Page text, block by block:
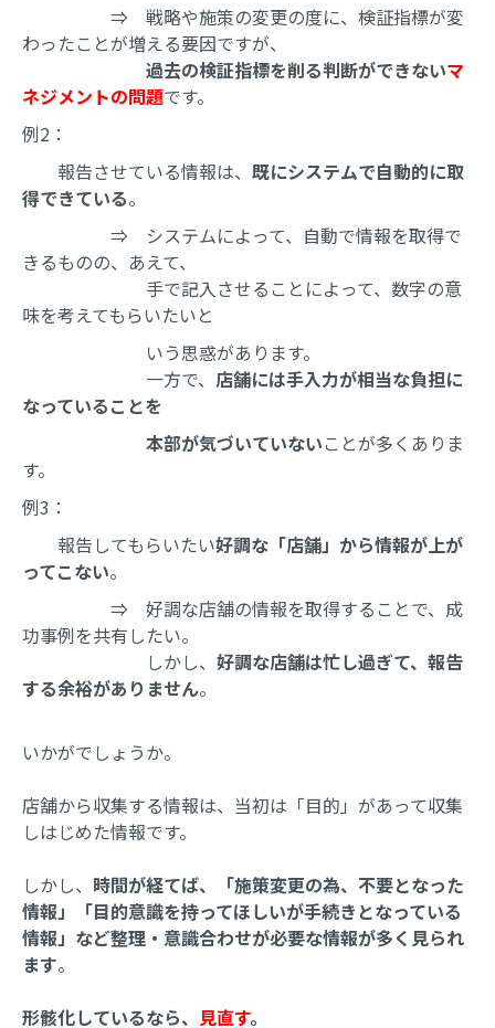
⇒ 戦略や施策の変更の度に、検証指標が変
わったことが増える要因ですが、
過去の検証指標を削る判断ができないマ
ネジメントの問題です。
例2：
報告させている情報は、 既にシステムで自動的に取
得できている。
⇒ システムによって、自動で情報を取得で
きるものの、あえて、
手で記入させることによって、数字の意
味を考えてもらいたいと
いう思惑があります。
一方で、 店舗には手入力が相当な負担に
なっていることを
本部が気づいていないことが多くありま
す。
例3：
報告してもらいたい好調な「店舗」から情報が上が
ってこない。
⇒ 好調な店舗の情報を取得することで、成
功事例を共有したい。
しかし、 好調な店舗は忙し過ぎて、報告
する余裕がありません。
いかがでしょうか。
店舗から収集する情報は、当初は「目的」があって収集
しはじめた情報です。
しかし、 時間が経てば、「施策変更の為、不要となった
情報」「目的意識を持ってほしいが手続きとなっている
情報」など整理・意識合わせが必要な情報が多く見られ
ます。
形骸化しているなら、 見直す。